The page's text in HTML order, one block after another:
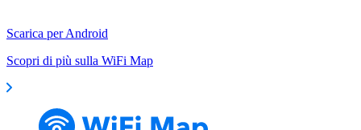
Scarica per Android
Scopri di più sulla WiFi Map